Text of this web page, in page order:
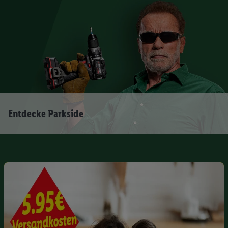
Entdecke Parkside